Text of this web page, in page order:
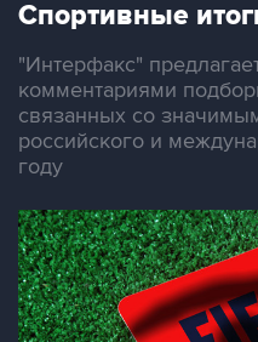
Спортивные
"Интерфакс"
комментариями
связанных со
российского и
году